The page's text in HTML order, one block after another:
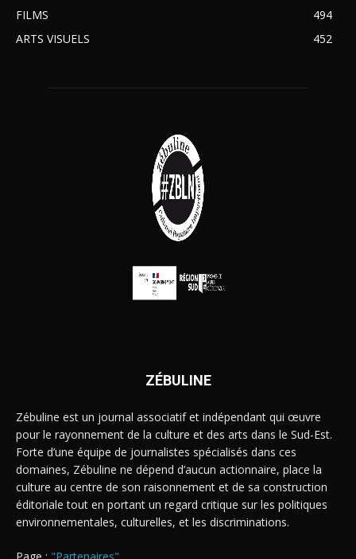
FILMS
494
ARTS VISUELS
452
ZÉBULINE
Zébuline est un journal associatif et indépendant qui œuvre
pour le rayonnement de la culture et des arts dans le Sud-Est.
Forte d’une équipe de journalistes spécialisés dans ces
domaines, Zébuline ne dépend d’aucun actionnaire, place la
culture au centre de son raisonnement et de sa construction
éditoriale tout en portant un regard critique sur les politiques
environnementales, culturelles, et les discriminations.